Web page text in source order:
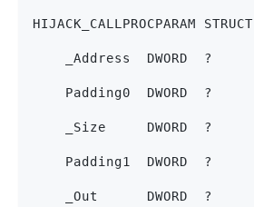
HIJACK_CALLPROCPARAM STRUCT
    _Address  DWORD  ?
    Padding0  DWORD  ?
    _Size     DWORD  ?
    Padding1  DWORD  ?
    _Out      DWORD  ?